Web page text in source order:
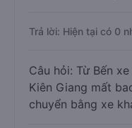
Trả lời: Hiện tại có 0
Câu hỏi: Từ Bến
Kiên Giang mất
chuyển bằng xe